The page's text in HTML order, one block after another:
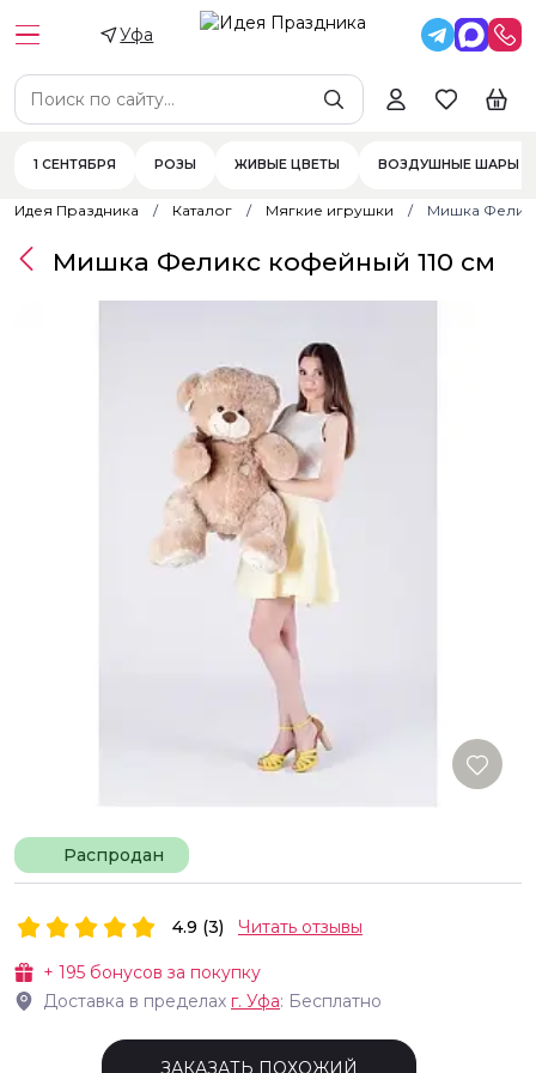
Уфа
1 СЕНТЯБРЯ РОЗЫ ЖИВЫЕ ЦВЕТЫ ВОЗДУШНЫЕ ШАРЫ
Идея Праздника Каталог Мягкие игрушки Мишка
Распродан
Мишка Феликс кофейный 110 см
+ 195 бонусов за покупку
Доставка в пределах г. Уфа: Бесплатно
4.9 (3) Читать отзывы
ЗАКАЗАТЬ ПОХОЖИЙ